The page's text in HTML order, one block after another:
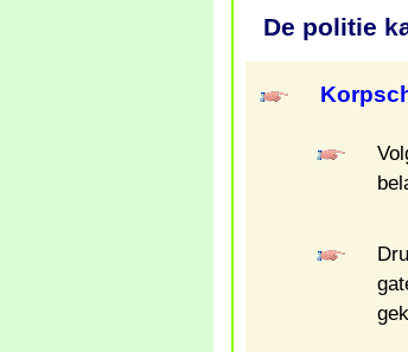
De politie